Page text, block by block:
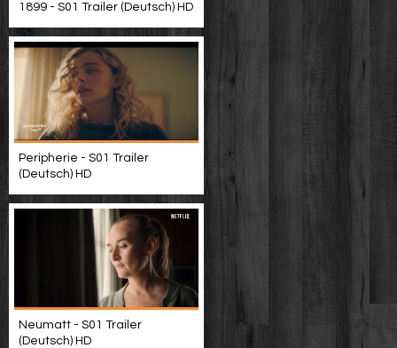
1899 - S01 Trailer (Deutsch) HD
Peripherie - S01 Trailer
(Deutsch) HD
Neumatt - S01 Trailer
(Deutsch) HD